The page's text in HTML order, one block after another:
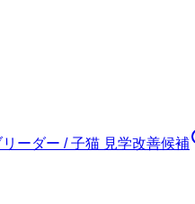
ーダー / 子猫 見学改善候補